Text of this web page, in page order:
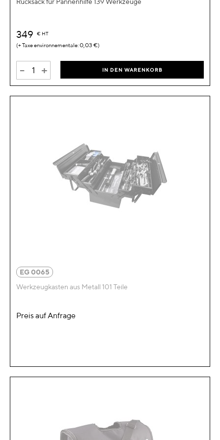
349 € HT
0,03 €
- + IN DEN WARENKORB
EG 0065
Werkzeugkasten aus Metall 101 Teile
Preis auf Anfrage